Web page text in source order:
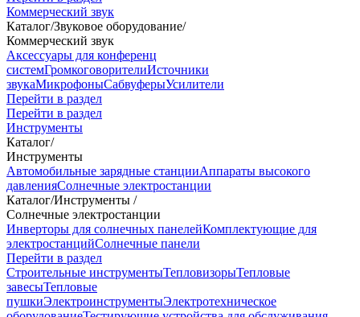
Коммерческий звук
Каталог/Звуковое оборудование/
Коммерческий звук
Аксессуары для конференц
системГромкоговорителиИсточники
звукаМикрофоныСабвуферыУсилители
Перейти в раздел
Перейти в раздел
Инструменты
Каталог/
Инструменты
Автомобильные зарядные станцииАппараты высокого
давленияСолнечные электростанции
Каталог/Инструменты /
Солнечные электростанции
Инверторы для солнечных панелейКомплектующие для
электростанцийСолнечные панели
Перейти в раздел
Строительные инструментыТепловизорыТепловые
завесыТепловые
пушкиЭлектроинструментыЭлектротехническое